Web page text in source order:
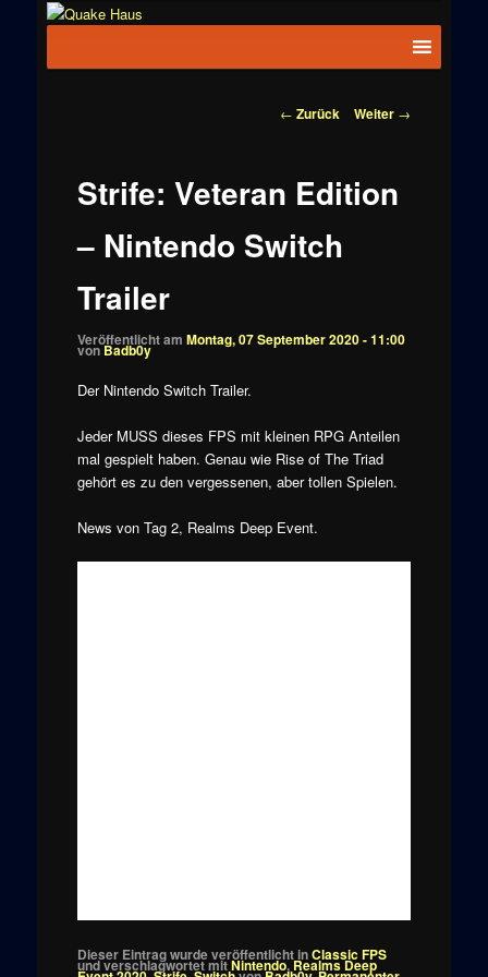
News zu
Beitragsnavigation
← Zurück Weiter →
Strife: Veteran Edition
– Nintendo Switch
Trailer
Veröffentlicht am Montag, 07 September 2020 - 11:00
vonBadb0y
Der Nintendo Switch Trailer.
Jeder MUSS dieses FPS mit kleinen RPG Anteilen
mal gespielt haben. Genau wie Rise of The Triad
gehört es zu den vergessenen, aber tollen Spielen.
News von Tag 2, Realms Deep Event.
Dieser Eintrag wurde veröffentlicht inClassic FPS
und verschlagwortet mitNintendo,Realms Deep